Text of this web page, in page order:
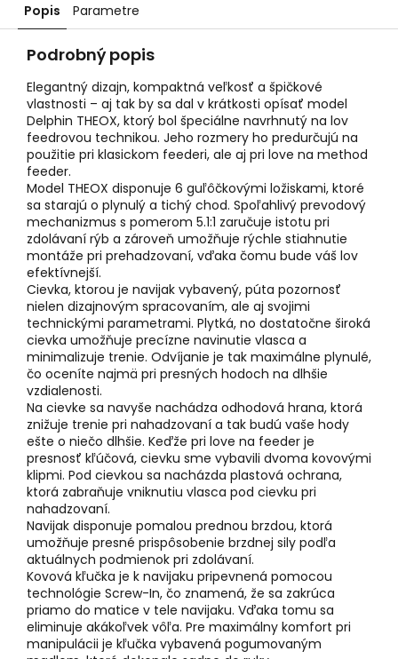
Popis Parametre
Podrobný popis
Elegantný dizajn, kompaktná veľkosť a špičkové
vlastnosti – aj tak by sa dal v krátkosti opísať model
Delphin THEOX, ktorý bol špeciálne navrhnutý na lov
feedrovou technikou. Jeho rozmery ho predurčujú na
použitie pri klasickom feederi, ale aj pri love na method
feeder.
Model THEOX disponuje 6 guľôčkovými ložiskami, ktoré
sa starajú o plynulý a tichý chod. Spoľahlivý prevodový
mechanizmus s pomerom 5.1:1 zaručuje istotu pri
zdolávaní rýb a zároveň umožňuje rýchle stiahnutie
montáže pri prehadzovaní, vďaka čomu bude váš lov
efektívnejší.
Cievka, ktorou je navijak vybavený, púta pozornosť
nielen dizajnovým spracovaním, ale aj svojimi
technickými parametrami. Plytká, no dostatočne široká
cievka umožňuje precízne navinutie vlasca a
minimalizuje trenie. Odvíjanie je tak maximálne plynulé,
čo oceníte najmä pri presných hodoch na dlhšie
vzdialenosti.
Na cievke sa navyše nachádza odhodová hrana, ktorá
znižuje trenie pri nahadzovaní a tak budú vaše hody
ešte o niečo dlhšie. Keďže pri love na feeder je
presnosť kľúčová, cievku sme vybavili dvoma kovovými
klipmi. Pod cievkou sa nacházda plastová ochrana,
ktorá zabraňuje vniknutiu vlasca pod cievku pri
nahadzovaní.
Navijak disponuje pomalou prednou brzdou, ktorá
umožňuje presné prispôsobenie brzdnej sily podľa
aktuálnych podmienok pri zdolávaní.
Kovová kľučka je k navijaku pripevnená pomocou
technológie Screw-In, čo znamená, že sa zakrúca
priamo do matice v tele navijaku. Vďaka tomu sa
eliminuje akákoľvek vôľa. Pre maximálny komfort pri
manipulácii je kľučka vybavená pogumovaným